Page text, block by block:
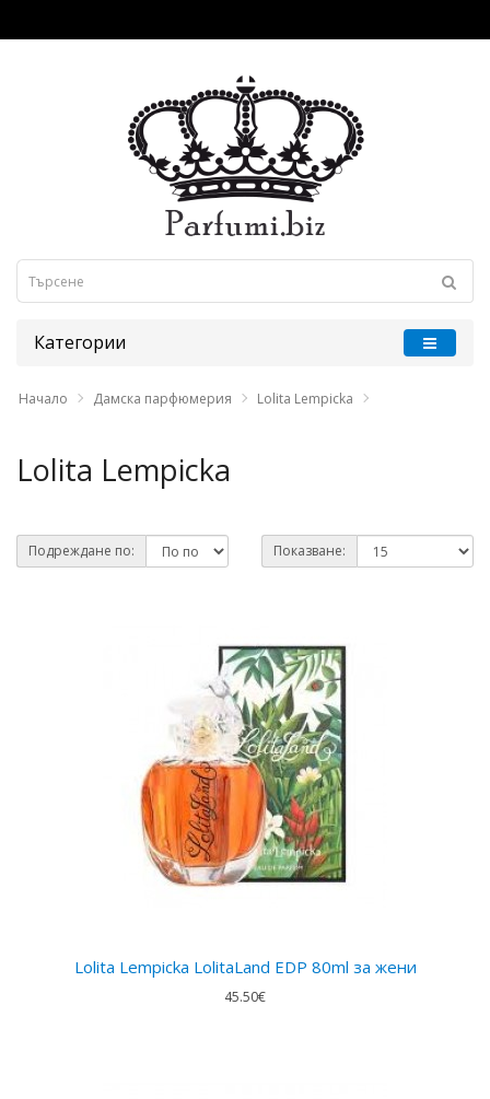
Категории
Начало Дамска парфюмерия Lolita Lempicka
Lolita Lempicka
Подреждане по: Показване:
Lolita Lempicka LolitaLand EDP 80ml за жени
45.50€